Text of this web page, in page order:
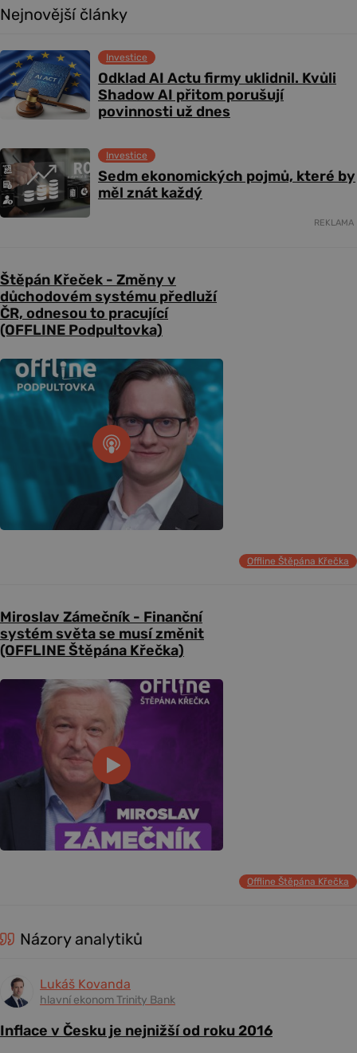
Nejnovější články
Odklad AI Actu firmy uklidnil. Kvůli
Shadow AI přitom porušují
povinnosti už dnes
Investice
Sedm ekonomických pojmů, které by
měl znát každý
Investice
REKLAMA
Štěpán Křeček - Změny v
důchodovém systému předluží
ČR, odnesou to pracující
(OFFLINE Podpultovka)
Offline Štěpána Křečka
Miroslav Zámečník - Finanční
systém světa se musí změnit
(OFFLINE Štěpána Křečka)
Offline Štěpána Křečka
Názory analytiků
Lukáš Kovanda
hlavní ekonom Trinity Bank
Inflace v Česku je nejnižší od roku 2016